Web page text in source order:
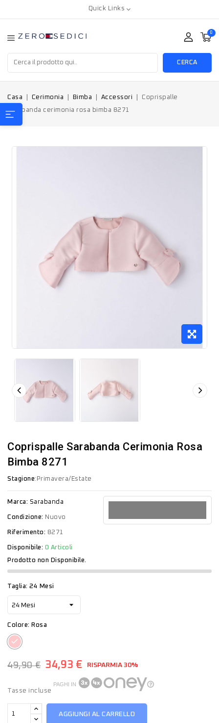
Quick Links
0
CERCA
Casa Cerimonia Bimba Accessori
Coprispalle
Sarabanda cerimonia rosa bimba 8271
Coprispalle Sarabanda Cerimonia Rosa
Bimba 8271
Stagione:Primavera/Estate
Marca: Sarabanda
Condizione: Nuovo
Riferimento: 8271
Disponibile: 0 Articoli
Prodotto non Disponibile.
Taglia: 24 Mesi
Colore: Rosa
Rosa
49,90 € 34,93 € RISPARMIA 30%
Tasse incluse
PAGHI IN
AGGIUNGI AL CARRELLO